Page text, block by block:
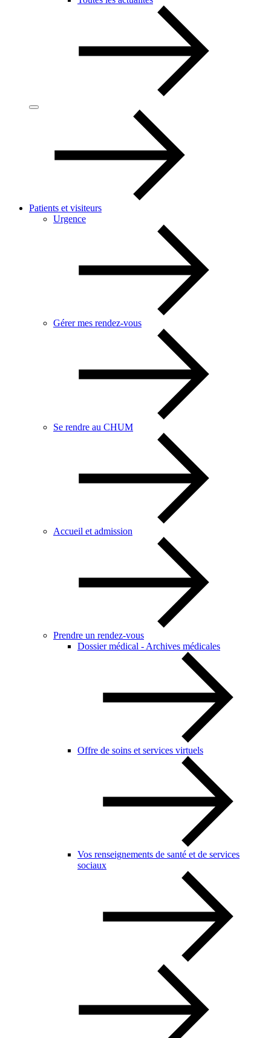
Patients et visiteurs
Urgence
Gérer mes rendez-vous
Se rendre au CHUM
Accueil et admission
Prendre un rendez-vous
Dossier médical - Archives médicales
Offre de soins et services virtuels
Vos renseignements de santé et de services
sociaux